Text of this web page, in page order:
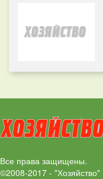
Все права защищены.
©2008-2017 - "Хозяйство"